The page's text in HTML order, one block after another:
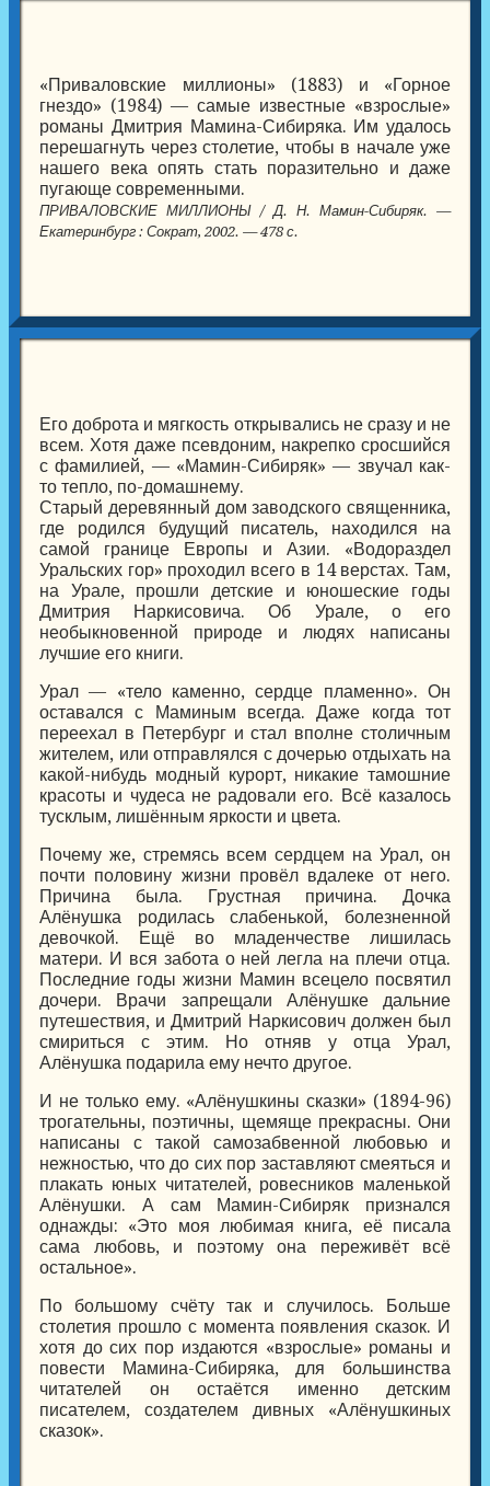
«Приваловские миллионы» (1883) и «Горное
гнездо» (1984) — самые известные «взрослые»
романы Дмитрия Мамина-Сибиряка. Им удалось
перешагнуть через столетие, чтобы в начале уже
нашего века опять стать поразительно и даже
пугающе современными.
ПРИВАЛОВСКИЕ МИЛЛИОНЫ / Д. Н. Мамин-Сибиряк. —
Екатеринбург : Сократ, 2002. — 478 с.
Его доброта и мягкость открывались не сразу и не
всем. Хотя даже псевдоним, накрепко сросшийся
с фамилией, — «Мамин-Сибиряк» — звучал как-
то тепло, по-домашнему.
Старый деревянный дом заводского священника,
где родился будущий писатель, находился на
самой границе Европы и Азии. «Водораздел
Уральских гор» проходил всего в 14 верстах. Там,
на Урале, прошли детские и юношеские годы
Дмитрия Наркисовича. Об Урале, о его
необыкновенной природе и людях написаны
лучшие его книги.
Урал — «тело каменно, сердце пламенно». Он
оставался с Маминым всегда. Даже когда тот
переехал в Петербург и стал вполне столичным
жителем, или отправлялся с дочерью отдыхать на
какой-нибудь модный курорт, никакие тамошние
красоты и чудеса не радовали его. Всё казалось
тусклым, лишённым яркости и цвета.
Почему же, стремясь всем сердцем на Урал, он
почти половину жизни провёл вдалеке от него.
Причина была. Грустная причина. Дочка
Алёнушка родилась слабенькой, болезненной
девочкой. Ещё во младенчестве лишилась
матери. И вся забота о ней легла на плечи отца.
Последние годы жизни Мамин всецело посвятил
дочери. Врачи запрещали Алёнушке дальние
путешествия, и Дмитрий Наркисович должен был
смириться с этим. Но отняв у отца Урал,
Алёнушка подарила ему нечто другое.
И не только ему. «Алёнушкины сказки» (1894-96)
трогательны, поэтичны, щемяще прекрасны. Они
написаны с такой самозабвенной любовью и
нежностью, что до сих пор заставляют смеяться и
плакать юных читателей, ровесников маленькой
Алёнушки. А сам Мамин-Сибиряк признался
однажды: «Это моя любимая книга, её писала
сама любовь, и поэтому она переживёт всё
остальное».
По большому счёту так и случилось. Больше
столетия прошло с момента появления сказок. И
хотя до сих пор издаются «взрослые» романы и
повести Мамина-Сибиряка, для большинства
читателей он остаётся именно детским
писателем, создателем дивных «Алёнушкиных
сказок».